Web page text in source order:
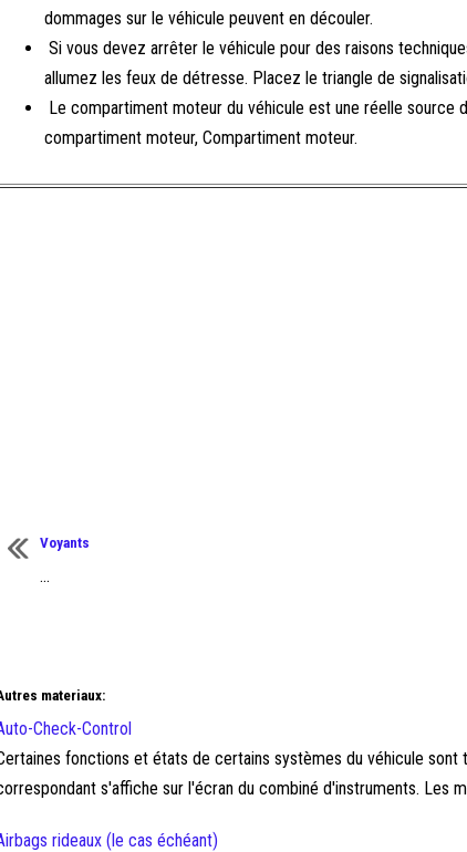
dommages sur le véhicule peuvent en découler.
Si vous devez arrêter le véhicule pour des raisons
allumez les feux de détresse. Placez le triangle de
Le compartiment moteur du véhicule est une réelle source
compartiment moteur, Compartiment moteur.
Voyants
...
materiaux:
Check-Control
fonctions et états de certains systèmes du véhicule
s'affiche sur l'écran du combiné d'instruments. Les
rideaux (le cas échéant)